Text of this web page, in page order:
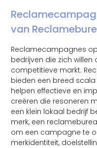
van
Reclamecampagnes
bedrijven die zich
competitieve markt.
bieden een breed
helpen effectieve en
creëren die resoneren
een klein lokaal bedrijf
merk, een
om een campagne te
merkidentiteit,